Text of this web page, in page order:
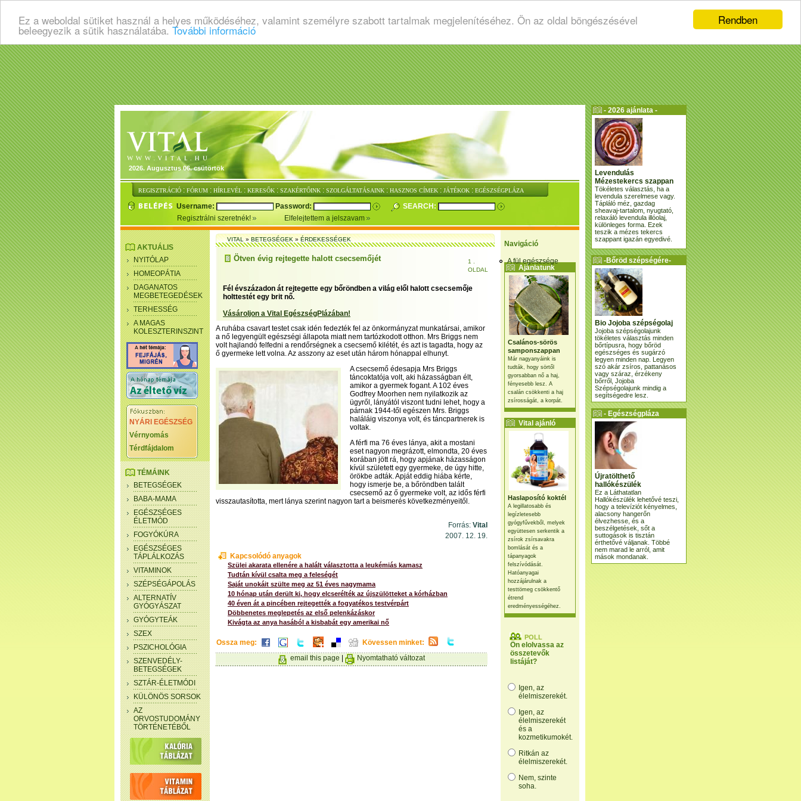
Rendben
Ez a weboldal sütiket használ a helyes működéséhez, valamint személyre szabott tartalmak megjelenítéséhez. Ön az oldal böngészésével
beleegyezik a sütik használatába. További információ
2026. Augusztus 06. csütörtök
REGISZTRÁCIÓ : FÓRUM : HÍRLEVÉL : KERESŐK : SZAKÉRTŐINK : SZOLGÁLTATÁSAINK : HASZNOS CÍMEK : JÁTÉKOK : EGÉSZSÉGPLÁZA
Username: Password:
SEARCH:
Regisztrálni szeretnék!
Elfelejtettem a jelszavam
Navigáció
A fül egészsége
Ajánlatunk
Csalános-sörös
samponszappan
Már nagyanyáink is
tudták, hogy sörtől
gyorsabban nő a haj,
fényesebb lesz. A
csalán csökkenti a haj
zsírosságát, a korpát.
Vital ajánló
Haslaposító koktél
A legillatosabb és
legízletesebb
gyógyfűvekből, melyek
együttesen serkentik a
zsírok zsírsavakra
bomlását és a
tápanyagok
felszívódását.
Hatóanyagai
hozzájárulnak a
testtömeg csökkentő
étrend
eredményességéhez.
POLL
Ön elolvassa az
összetevők
listáját?
Igen, az
élelmiszerekét.
Igen, az
élelmiszerekét
és a
kozmetikumokét.
Ritkán az
élelmiszerekét.
Nem, szinte
soha.
AKTUÁLIS
NYITÓLAP
HOMEOPÁTIA
DAGANATOS
MEGBETEGEDÉSEK
TERHESSÉG
A MAGAS
KOLESZTERINSZINT
NYÁRI EGÉSZSÉG
Vérnyomás
Térdfájdalom
TÉMÁINK
BETEGSÉGEK
BABA-MAMA
EGÉSZSÉGES
ÉLETMÓD
FOGYÓKÚRA
EGÉSZSÉGES
TÁPLÁLKOZÁS
VITAMINOK
SZÉPSÉGÁPOLÁS
ALTERNATÍV
GYÓGYÁSZAT
GYÓGYTEÁK
SZEX
PSZICHOLÓGIA
SZENVEDÉLY-
BETEGSÉGEK
SZTÁR-ÉLETMÓDI
KÜLÖNÖS SORSOK
AZ
ORVOSTUDOMÁNY
TÖRTÉNETÉBŐL
VITAL»BETEGSÉGEK»ÉRDEKESSÉGEK
Ötven évig rejtegette halott csecsemőjét
1 .
OLDAL
Fél évszázadon át rejtegette egy bőröndben a világ elől halott csecsemője
holttestét egy brit nő.
Vásároljon a Vital EgészségPlázában!
A ruhába csavart testet csak idén fedezték fel az önkormányzat munkatársai, amikor
a nő legyengült egészségi állapota miatt nem tartózkodott otthon. Mrs Briggs nem
volt hajlandó felfedni a rendőrségnek a csecsemő kilétét, és azt is tagadta, hogy az
ő gyermeke lett volna. Az asszony az eset után három hónappal elhunyt.
A csecsemő édesapja Mrs Briggs
táncoktatója volt, aki házasságban élt,
amikor a gyermek fogant. A 102 éves
Godfrey Moorhen nem nyilatkozik az
ügyről, lányától viszont tudni lehet, hogy a
párnak 1944-től egészen Mrs. Briggs
haláláig viszonya volt, és táncpartnerek is
voltak.
A férfi ma 76 éves lánya, akit a mostani
eset nagyon megrázott, elmondta, 20 éves
korában jött rá, hogy apjának házasságon
kívül született egy gyermeke, de úgy hitte,
örökbe adták. Apját eddig hiába kérte,
hogy ismerje be, a bőröndben talált
csecsemő az ő gyermeke volt, az idős férfi
visszautasította, mert lánya szerint nagyon tart a beismerés következményeitől.
Forrás: Vital
2007. 12. 19.
Kapcsolódó anyagok
Szülei akarata ellenére a halált választotta a leukémiás kamasz
Tudtán kívül csalta meg a feleségét
Saját unokáit szülte meg az 51 éves nagymama
10 hónap után derült ki, hogy elcserélték az újszülötteket a kórházban
40 éven át a pincében rejtegették a fogyatékos testvérpárt
Döbbenetes meglepetés az első pelenkázáskor
Kivágta az anya hasából a kisbabát egy amerikai nő
Ossza meg:
Kövessen minket:
email this page
Nyomtatható változat
- 2026 ajánlata -
Levendulás
Mézestekercs szappan
Tökéletes választás, ha a
levendula szerelmese vagy.
Tápláló méz, gazdag
sheavaj-tartalom, nyugtató,
relaxáló levendula illóolaj,
különleges forma. Ezek
teszik a mézes tekercs
szappant igazán egyedivé.
-Bőröd szépségére-
Bio Jojoba szépségolaj
Jojoba szépségolajunk
tökéletes választás minden
bőrtípusra, hogy bőröd
egészséges és sugárzó
legyen minden nap. Legyen
szó akár zsíros, pattanásos
vagy száraz, érzékeny
bőrről, Jojoba
Szépségolajunk mindig a
segítségedre lesz.
- Egészségpláza
ajánlatunk -
Újratölthető
hallókészülék
Ez a Láthatatlan
Hallókészülék lehetővé teszi,
hogy a televíziót kényelmes,
alacsony hangerőn
élvezhesse, és a
beszélgetések, sőt a
suttogások is tisztán
érthetővé váljanak. Többé
nem marad le arról, amit
mások mondanak.